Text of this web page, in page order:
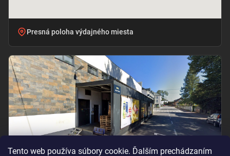
Tento web používa súbory cookie. Ďalším prechádzaním
Presná poloha výdajného miesta